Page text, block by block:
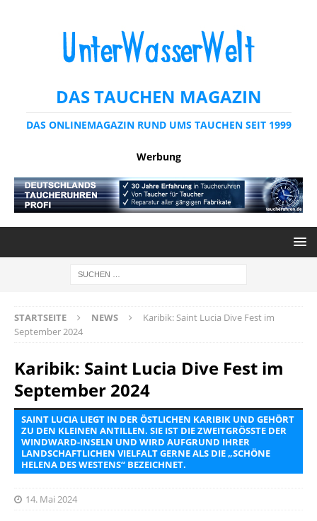
DAS TAUCHEN MAGAZIN
DAS ONLINEMAGAZIN RUND UMS TAUCHEN SEIT 1999
Werbung
STARTSEITE NEWS
Karibik: Saint Lucia Dive Fest im
September 2024
Karibik: Saint Lucia Dive Fest im
September 2024
SAINT LUCIA LIEGT IN DER ÖSTLICHEN KARIBIK UND GEHÖRT
ZU DEN KLEINEN ANTILLEN. SIE IST DIE ZWEITGRÖSSTE DER W
INDWARD-INSELN UND WIRD AUFGRUND IHRER L
ANDSCHAFTLICHEN VIELFALT GERNE ALS DIE „SCHÖNE H
ELENA DES WESTENS“ BEZEICHNET.
14. Mai 2024